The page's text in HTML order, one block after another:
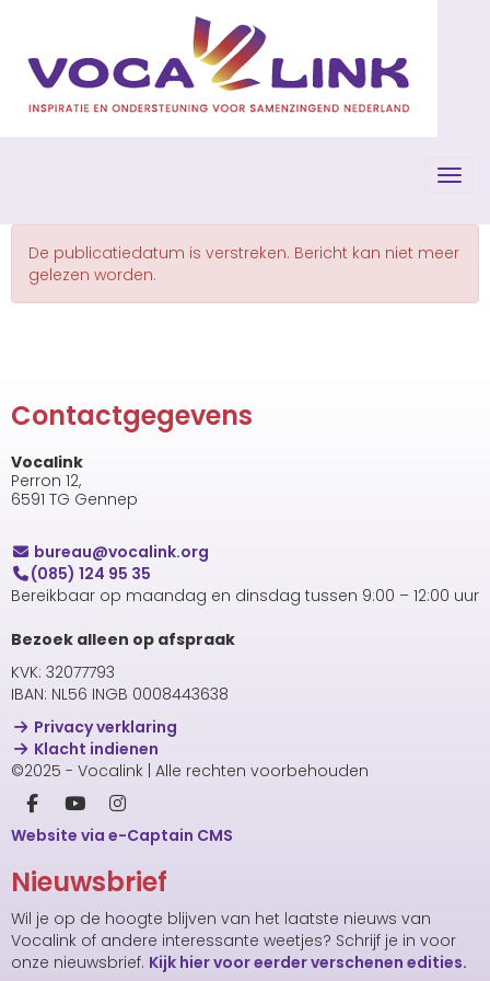
De publicatiedatum is verstreken. Bericht kan niet meer
gelezen worden.
Contactgegevens
Vocalink
Perron 12,
6591 TG Gennep
uaerub@vocalink.org
(085) 124 95 35
Bereikbaar op maandag en dinsdag tussen 9:00 – 12:00 uur
Bezoek alleen op afspraak
KVK: 32077793
IBAN: NL56 INGB 0008443638
Privacy verklaring
Klacht indienen
©2025 - Vocalink | Alle rechten voorbehouden
Website via e-Captain CMS
Nieuwsbrief
Wil je op de hoogte blijven van het laatste nieuws van
Vocalink of andere interessante weetjes? Schrijf je in voor
onze nieuwsbrief. Kijk hier voor eerder verschenen edities.